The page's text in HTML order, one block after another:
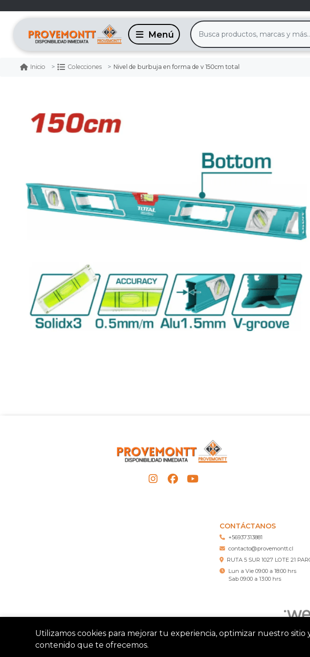
Inicio Colecciones Nivel de burbuja en forma de v 150cm total
CONTÁCTANOS
+56937313881
contacto@provemontt.cl
RUTA 5 SUR 1027 LOTE 21
Lun a Vie 09:00 a 18:00 hrs
Sab 09:00 a 13:00 hrs
Utilizamos cookies para mejorar tu experiencia, optimizar nuestro sitio
contenido que te ofrecemos.